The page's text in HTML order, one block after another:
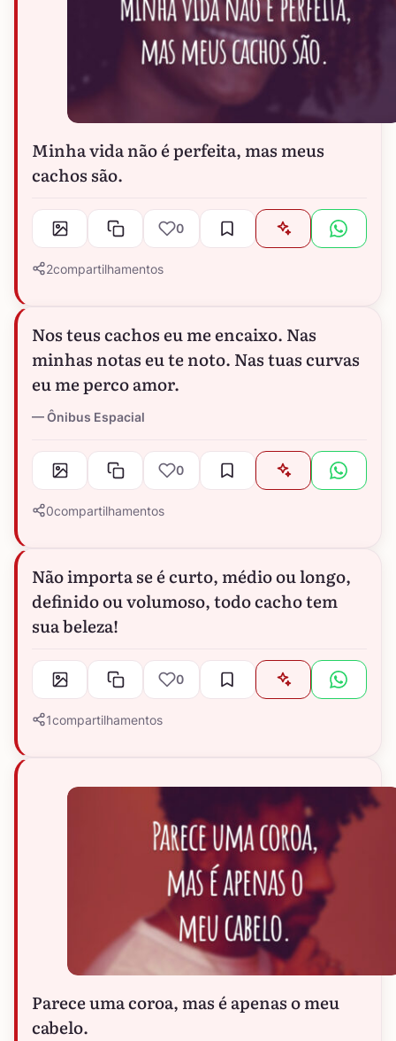
Minha vida não é perfeita, mas meus
cachos são.
0
2compartilhamentos
Nos teus cachos eu me encaixo. Nas
minhas notas eu te noto. Nas tuas curvas
eu me perco amor.
Ônibus Espacial
0
0compartilhamentos
Não importa se é curto, médio ou longo,
definido ou volumoso, todo cacho tem
sua beleza!
0
1compartilhamentos
Parece uma coroa, mas é apenas o meu
cabelo.